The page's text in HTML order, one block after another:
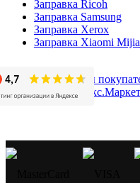
Заправка Ricoh
Заправка Samsung
Заправка Xerox
Заправка Xiaomi Mijia